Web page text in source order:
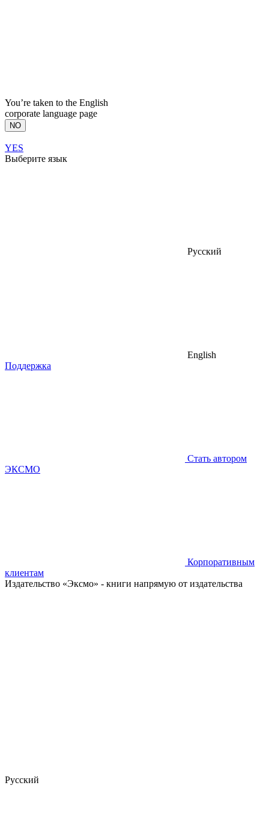
You’re taken to the English
corporate language page
NO
YES
Выберите язык
Русский
English
Поддержка
Стать автором
ЭКСМО
Корпоративным
клиентам
Издательство «Эксмо» - книги напрямую от издательства
Русский